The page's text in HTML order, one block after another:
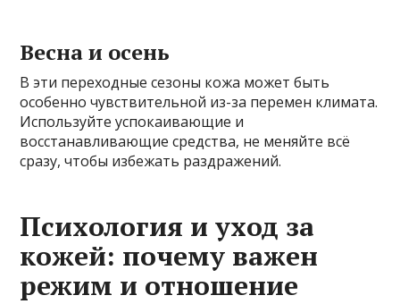
Весна и осень
В эти переходные сезоны кожа может быть
особенно чувствительной из-за перемен климата.
Используйте успокаивающие и
восстанавливающие средства, не меняйте всё
сразу, чтобы избежать раздражений.
Психология и уход за
кожей: почему важен
режим и отношение